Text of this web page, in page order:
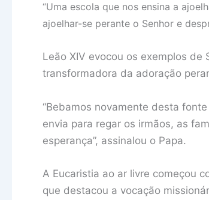
“Uma escola que nos ensina a
ajoelhar-se perante o Senhor e
Leão XIV evocou os exemplos de
transformadora da adoração
“Bebamos novamente desta
envia para regar os irmãos, as
esperança”, assinalou o Papa.
A Eucaristia ao ar livre começou
que destacou a vocação